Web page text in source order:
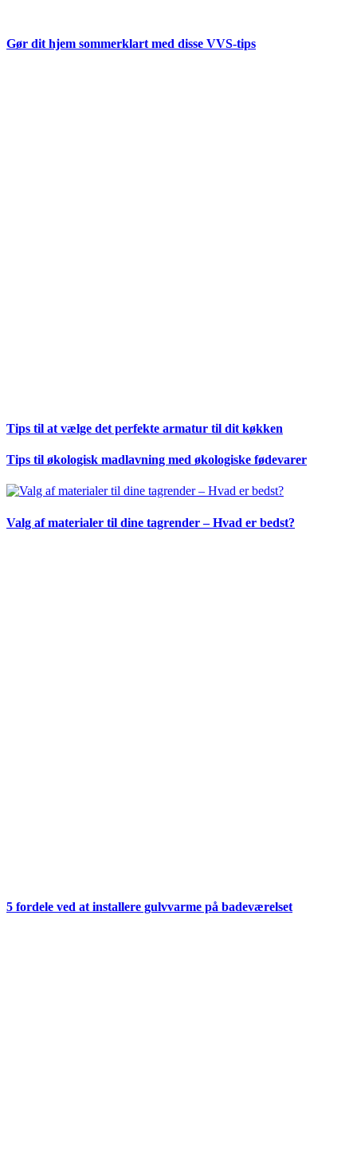
Gør dit hjem sommerklart med disse VVS-tips
Tips til at vælge det perfekte armatur til dit køkken
Tips til økologisk madlavning med økologiske fødevarer
Valg af materialer til dine tagrender – Hvad er bedst?
5 fordele ved at installere gulvvarme på badeværelset